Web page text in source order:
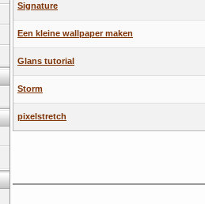
Signature
Een kleine wallpaper maken
Glans tutorial
Storm
pixelstretch